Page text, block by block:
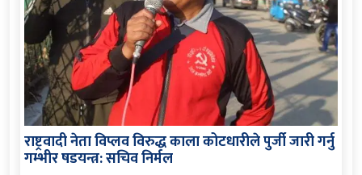
राष्ट्रवादी नेता विप्लव विरुद्ध काला कोटधारीले पुर्जी जारी गर्नु
गम्भीर षडयन्त्र: सचिव निर्मल